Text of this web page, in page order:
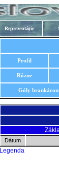
Reprezentácie
Profil
Rôzne
Góly
Dátum
Legenda